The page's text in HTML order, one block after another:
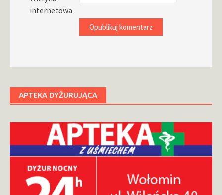
internetowa
APTEKA DYŻURUJĄCA